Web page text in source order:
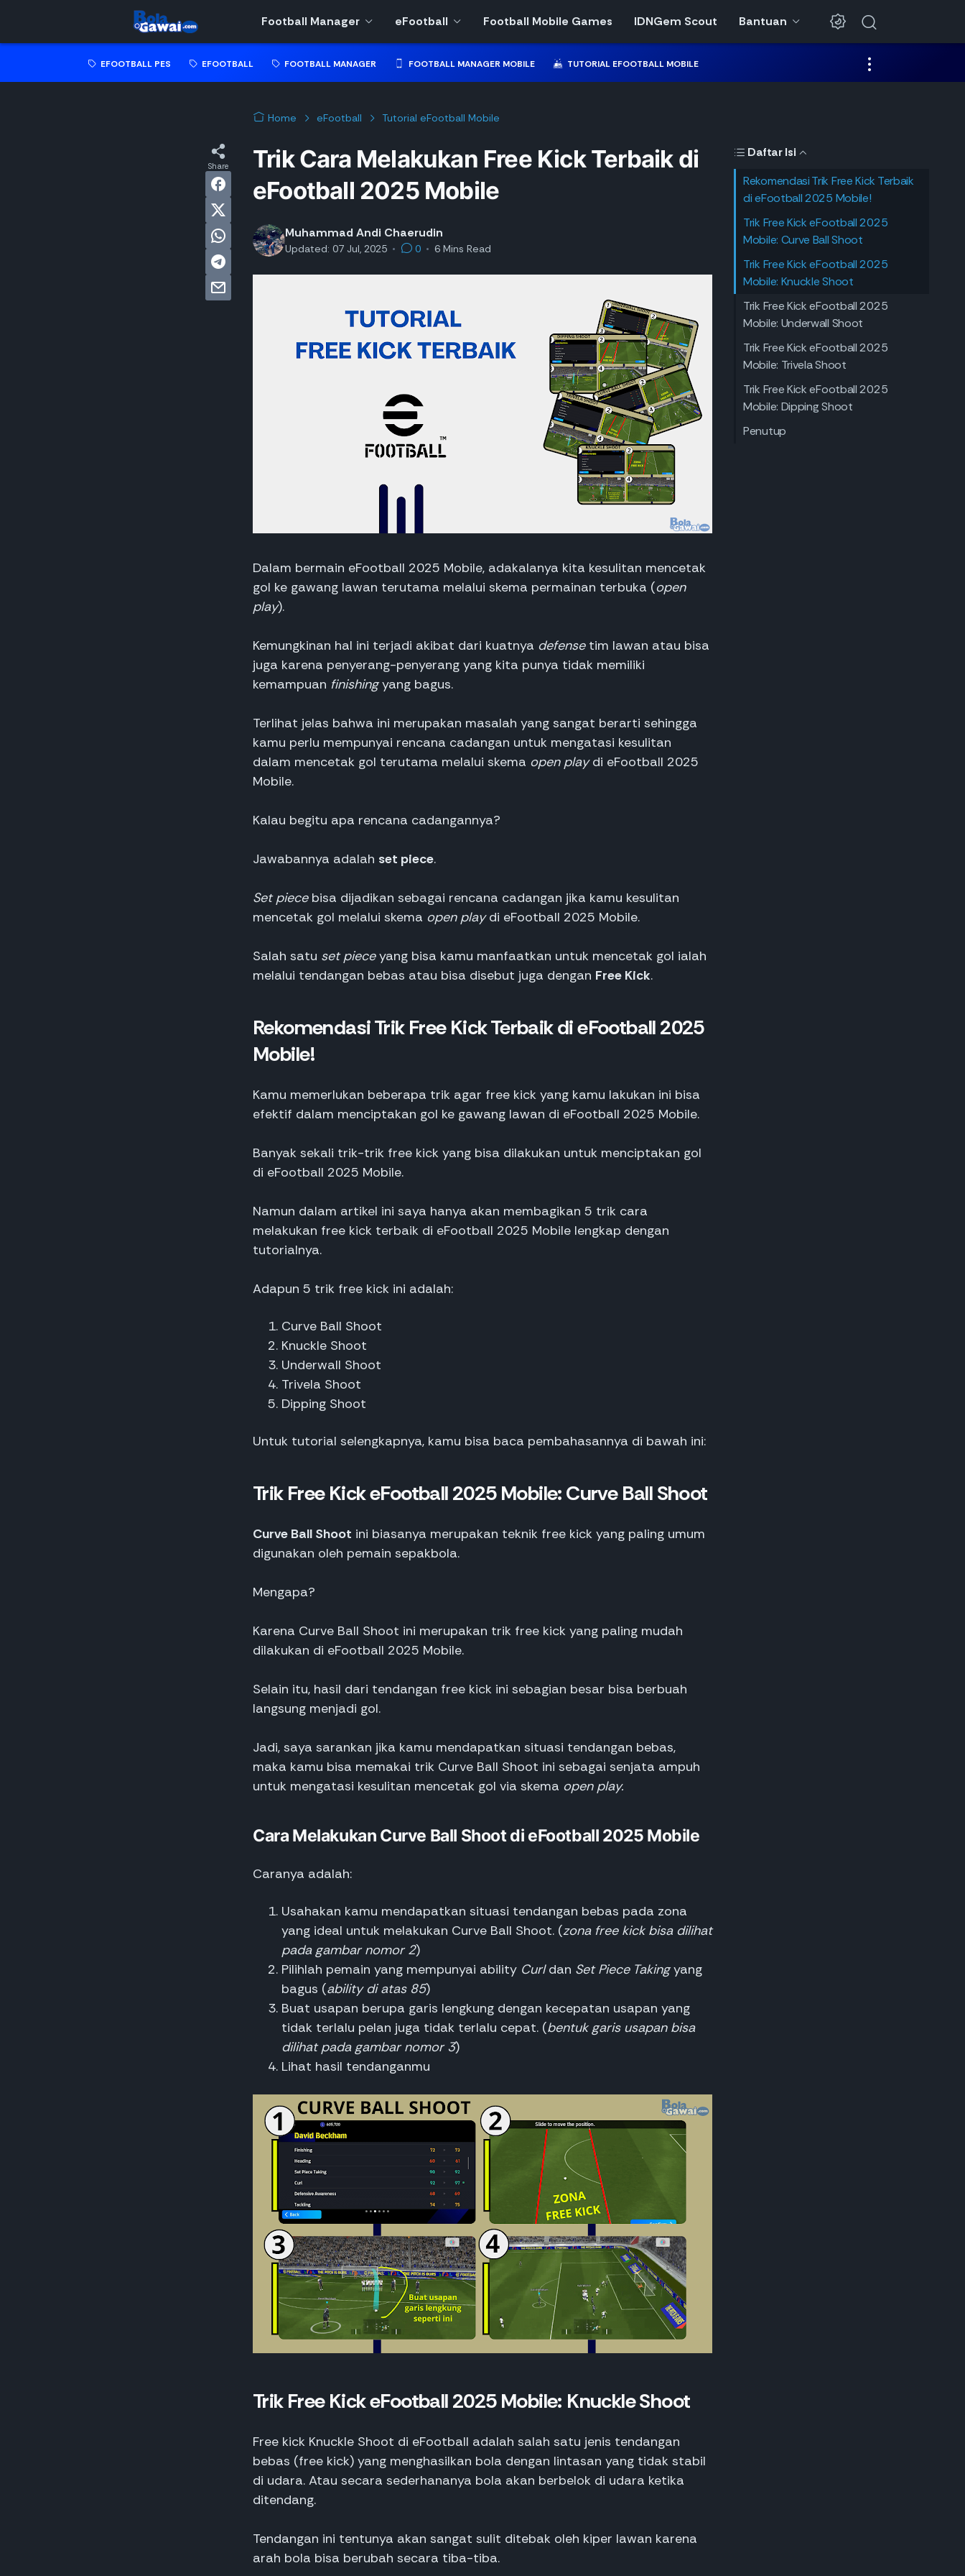
Football Manager eFootball Football Mobile Games IDNGem Scout Bantuan
EFOOTBALL PES EFOOTBALL FOOTBALL MANAGER FOOTBALL MANAGER MOBILE TUTORIAL EFOOTBALL MOBILE
Home eFootball Tutorial eFootball Mobile
Trik Cara Melakukan Free Kick Terbaik di
eFootball 2025 Mobile
Muhammad Andi Chaerudin
Updated: 07 Jul, 2025 • 0 • 6 Mins Read
Daftar Isi
Rekomendasi Trik Free Kick Terbaik
di eFootball 2025 Mobile!
Trik Free Kick eFootball 2025
Mobile: Curve Ball Shoot
Trik Free Kick eFootball 2025
Mobile: Knuckle Shoot
Trik Free Kick eFootball 2025
Mobile: Underwall Shoot
Trik Free Kick eFootball 2025
Mobile: Trivela Shoot
Trik Free Kick eFootball 2025
Mobile: Dipping Shoot
Penutup
Dalam bermain eFootball 2025 Mobile, adakalanya kita kesulitan mencetak
gol ke gawang lawan terutama melalui skema permainan terbuka (open
play).
Kemungkinan hal ini terjadi akibat dari kuatnya defense tim lawan atau bisa
juga karena penyerang-penyerang yang kita punya tidak memiliki
kemampuan finishingyang bagus.
Terlihat jelas bahwa ini merupakan masalah yang sangat berarti sehingga
kamu perlu mempunyai rencana cadangan untuk mengatasi kesulitan
dalam mencetak gol terutama melalui skema open playdi eFootball 2025
Mobile.
Kalau begitu apa rencana cadangannya?
Jawabannya adalah set piece.
Set piecebisa dijadikan sebagai rencana cadangan jika kamu kesulitan
mencetak gol melalui skema open playdi eFootball 2025 Mobile.
Salah satu set pieceyang bisa kamu manfaatkan untuk mencetak gol ialah
melalui tendangan bebas atau bisa disebut juga dengan Free Kick.
Rekomendasi Trik Free Kick Terbaik di eFootball 2025
Mobile!
Kamu memerlukan beberapa trik agar free kick yang kamu lakukan ini bisa
efektif dalam menciptakan gol ke gawang lawan di eFootball 2025 Mobile.
Banyak sekali trik-trik free kick yang bisa dilakukan untuk menciptakan gol
di eFootball 2025 Mobile.
Namun dalam artikel ini saya hanya akan membagikan 5 trik cara
melakukan free kick terbaik di eFootball 2025 Mobile lengkap dengan
tutorialnya.
Adapun 5 trik free kick ini adalah:
Curve Ball Shoot
Knuckle Shoot
Underwall Shoot
Trivela Shoot
Dipping Shoot
Untuk tutorial selengkapnya, kamu bisa baca pembahasannya di bawah ini:
Trik Free Kick eFootball 2025 Mobile: Curve Ball Shoot
Curve Ball Shoot ini biasanya merupakan teknik free kick yang paling umum
digunakan oleh pemain sepakbola.
Mengapa?
Karena Curve Ball Shoot ini merupakan trik free kick yang paling mudah
dilakukan di eFootball 2025 Mobile.
Selain itu, hasil dari tendangan free kick ini sebagian besar bisa berbuah
langsung menjadi gol.
Jadi, saya sarankan jika kamu mendapatkan situasi tendangan bebas,
maka kamu bisa memakai trik Curve Ball Shoot ini sebagai senjata ampuh
untuk mengatasi kesulitan mencetak gol via skema open play.
Cara Melakukan Curve Ball Shoot di eFootball 2025 Mobile
Caranya adalah:
Usahakan kamu mendapatkan situasi tendangan bebas pada zona
yang ideal untuk melakukan Curve Ball Shoot. (zona free kick bisa dilihat
pada gambar nomor 2)
Pilihlah pemain yang mempunyai ability Curldan Set Piece Takingyang
bagus (ability di atas 85)
Buat usapan berupa garis lengkung dengan kecepatan usapan yang
tidak terlalu pelan juga tidak terlalu cepat. (bentuk garis usapan bisa
dilihat pada gambar nomor 3)
Lihat hasil tendanganmu
Trik Free Kick eFootball 2025 Mobile: Knuckle Shoot
Free kick Knuckle Shoot di eFootball adalah salah satu jenis tendangan
bebas (free kick) yang menghasilkan bola dengan lintasan yang tidak stabil
di udara. Atau secara sederhananya bola akan berbelok di udara ketika
ditendang.
Tendangan ini tentunya akan sangat sulit ditebak oleh kiper lawan karena
arah bola bisa berubah secara tiba-tiba.